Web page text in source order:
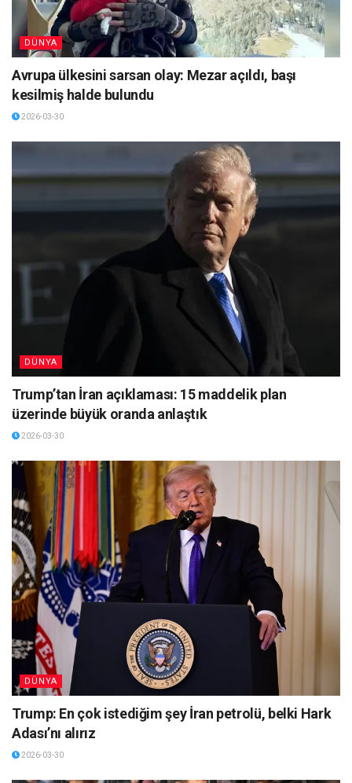
DÜNYA
Avrupa ülkesini sarsan olay: Mezar açıldı, başı
kesilmiş halde bulundu
2026-03-30
DÜNYA
Trump’tan İran açıklaması: 15 maddelik plan
üzerinde büyük oranda anlaştık
2026-03-30
DÜNYA
Trump: En çok istediğim şey İran petrolü, belki Hark
Adası’nı alırız
2026-03-30